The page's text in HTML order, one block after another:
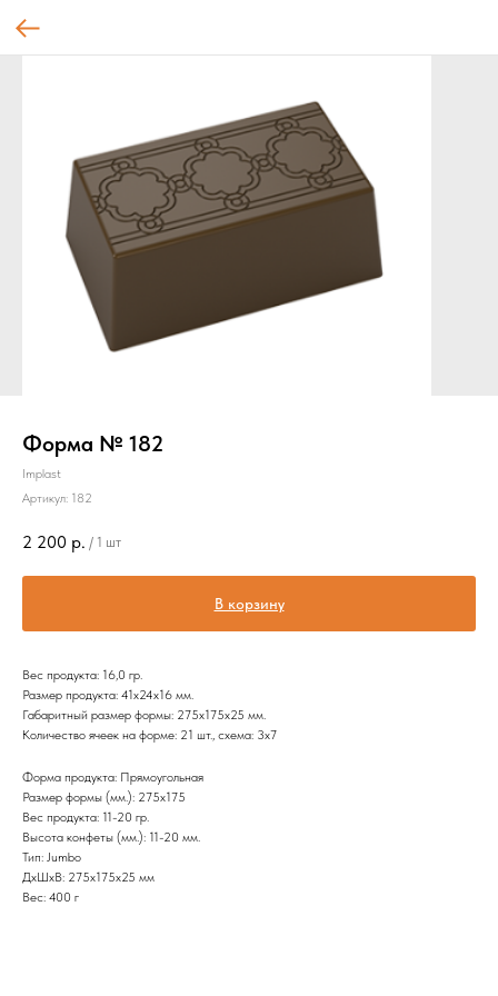
Форма № 182
Implast
Артикул: 182
2 200 р. / 1 шт
В корзину
Вес продукта: 16,0 гр.
Размер продукта: 41x24x16 мм.
Габаритный размер формы: 275х175х25 мм.
Количество ячеек на форме: 21 шт., схема: 3х7
Форма продукта: Прямоугольная
Размер формы (мм.): 275х175
Вес продукта: 11-20 гр.
Высота конфеты (мм.): 11-20 мм.
Тип: Jumbo
ДxШxВ: 275x175x25 мм
Вес: 400 г